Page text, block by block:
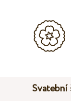
Svatební